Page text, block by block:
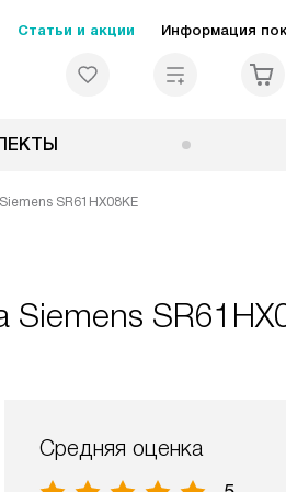
Статьи и акции Информация
SR61HX08KE
Средняя оценка